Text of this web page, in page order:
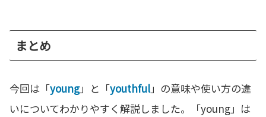
まとめ
今回は「young」と「youthful」の意味や使い方の違
いについてわかりやすく解説しました。「young」は